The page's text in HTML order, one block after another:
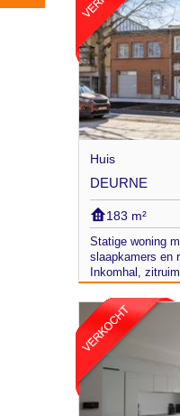
Huis
DEURNE
183 m²
Statige woning
slaapkamers en
Inkomhal,